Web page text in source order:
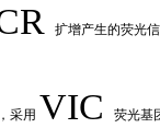
扩增产生的荧光
采用 VIC 荧光基